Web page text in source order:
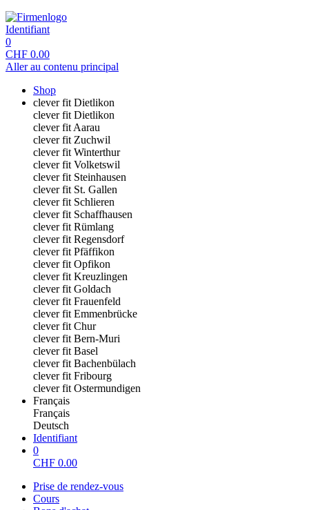
Identifiant
0
CHF 0.00
Aller au contenu principal
Shop
clever fit Dietlikon
clever fit Dietlikon
clever fit Aarau
clever fit Zuchwil
clever fit Winterthur
clever fit Volketswil
clever fit Steinhausen
clever fit St. Gallen
clever fit Schlieren
clever fit Schaffhausen
clever fit Rümlang
clever fit Regensdorf
clever fit Pfäffikon
clever fit Opfikon
clever fit Kreuzlingen
clever fit Goldach
clever fit Frauenfeld
clever fit Emmenbrücke
clever fit Chur
clever fit Bern-Muri
clever fit Basel
clever fit Bachenbülach
clever fit Fribourg
clever fit Ostermundigen
Français
Français
Deutsch
Identifiant
0
CHF 0.00
Prise de rendez-vous
Cours